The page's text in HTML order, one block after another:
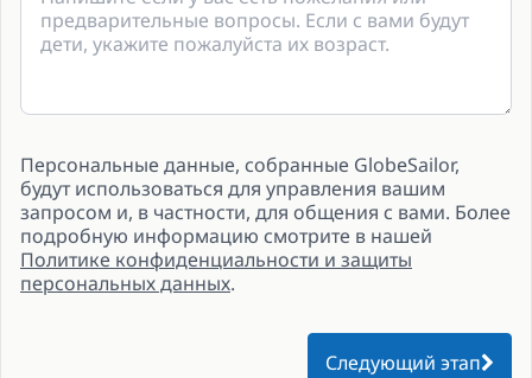
Персональные данные, собранные GlobeSailor,
будут использоваться для управления вашим
запросом и, в частности, для общения с вами. Более
подробную информацию смотрите в нашей
Политике конфиденциальности и защиты
персональных данных.
Следующий этап